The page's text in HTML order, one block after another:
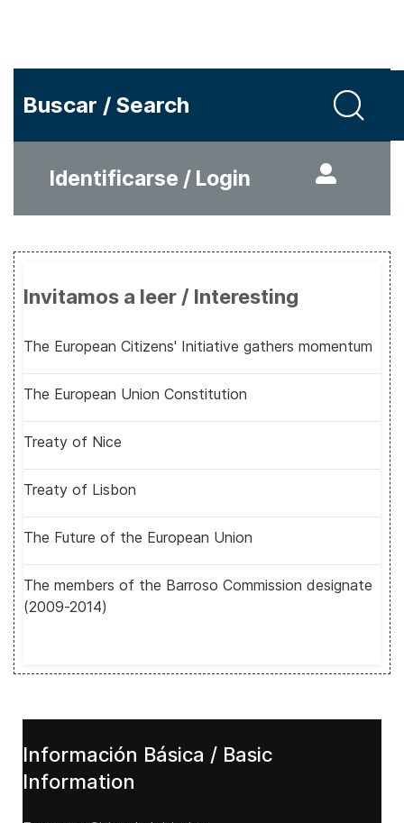
Buscar / Search
Identificarse / Login
Invitamos a leer / Interesting
The European Citizens' Initiative gathers momentum
The European Union Constitution
Treaty of Nice
Treaty of Lisbon
The Future of the European Union
The members of the Barroso Commission designate
(2009-2014)
Información Básica / Basic
Information